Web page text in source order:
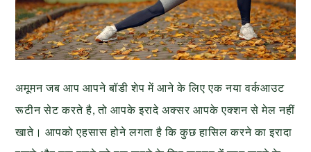
अमूमन जब आप आपने बॉडी शेप में आने के लिए एक नया वर्कआउट
रूटीन सेट करते है, तो आपके इरादे अक्सर आपके एक्शन से मेल नहीं
खाते। आपको एहसास होने लगता है कि कुछ हासिल करने का इरादा